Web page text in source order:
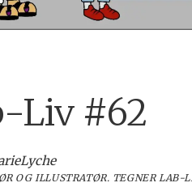
Liv #62
Lyche
OG ILLUSTRATØR. TEGNER LAB-